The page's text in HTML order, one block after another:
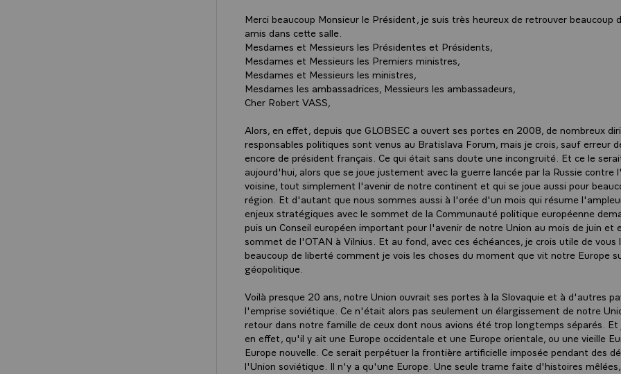
Merci beaucoup Monsieur le Président, je suis très heureux de retrouver beaucoup
amis dans cette salle.
Mesdames et Messieurs les Présidentes et Présidents,
Mesdames et Messieurs les Premiers ministres,
Mesdames et Messieurs les ministres,
Mesdames les ambassadrices, Messieurs les ambassadeurs,
Cher Robert VASS,
Alors, en effet, depuis que GLOBSEC a ouvert ses portes en 2008, de nombreux
responsables politiques sont venus au Bratislava Forum, mais je crois, sauf erreur
encore de président français. Ce qui était sans doute une incongruité. Et ce le
aujourd'hui, alors que se joue justement avec la guerre lancée par la Russie contre
voisine, tout simplement l'avenir de notre continent et qui se joue aussi pour
région. Et d'autant que nous sommes aussi à l'orée d'un mois qui résume
enjeux stratégiques avec le sommet de la Communauté politique européenne
puis un Conseil européen important pour l'avenir de notre Union au mois de juin et
sommet de l'OTAN à Vilnius. Et au fond, avec ces échéances, je crois utile de vous
beaucoup de liberté comment je vois les choses du moment que vit notre Europe
géopolitique.
Voilà presque 20 ans, notre Union ouvrait ses portes à la Slovaquie et à d'autres
l'emprise soviétique. Ce n'était alors pas seulement un élargissement de notre
retour dans notre famille de ceux dont nous avions été trop longtemps séparés. Et
en effet, qu'il y ait une Europe occidentale et une Europe orientale, ou une vieille
Europe nouvelle. Ce serait perpétuer la frontière artificielle imposée pendant des
l'Union soviétique. Il n'y a qu'une Europe. Une seule trame faite d'histoires